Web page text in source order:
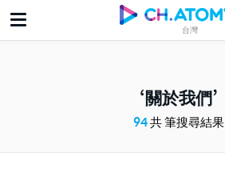
台灣
關於我們
94共 筆搜尋結果